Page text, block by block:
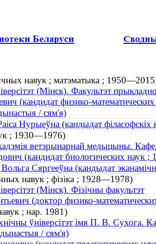
навук ; матэматыка ;
(Мінск). Факультэт
(кандидат физико-
/ сям'я)
Нурыеўна (кандыдат філасофскіх
; 1930—1976)
ветэрынарнай медыцыны.
(кандидат биологических наук
Сяргееўна (кандыдат
навук ; фізіка ; 1928—1978)
(Мінск). Фізічны факультэт
(доктор физико-
; нар. 1981)
ўніверсітэт імя П. В. Сухога.
/ сям'я)